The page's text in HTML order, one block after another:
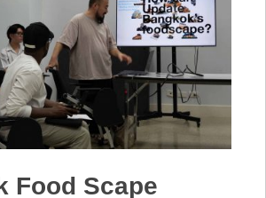
Food Scape